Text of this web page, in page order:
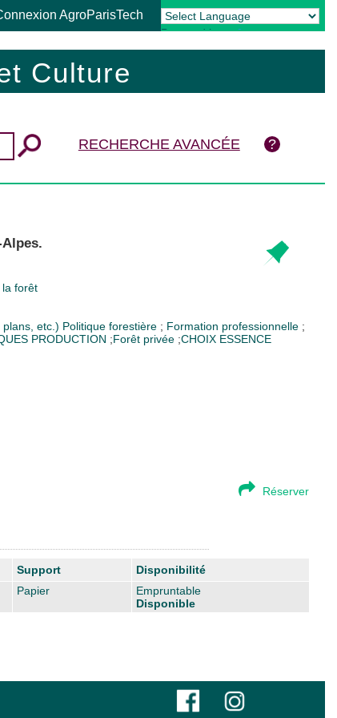
AgroParisTech
Powered by Translate
Culture
RECHERCHE AVANCÉE
forêt
etc.) Politique forestière ; Formation professionnelle ;
PRODUCTION ;Forêt privée ;CHOIX ESSENCE
Réserver
Support
Disponibilité
Papier
Empruntable
Disponible